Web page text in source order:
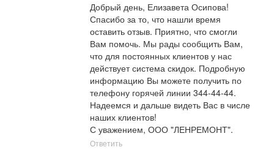
Добрый день, Елизавета Осипова!
Спасибо за то, что нашли время
оставить отзыв. Приятно, что смогли
Вам помочь. Мы рады сообщить Вам,
что для постоянных клиентов у нас
действует система скидок. Подробную
информацию Вы можете получить по
телефону горячей линии 344-44-44.
Надеемся и дальше видеть Вас в числе
наших клиентов!
С уважением, ООО "ЛЕНРЕМОНТ".
Ответить